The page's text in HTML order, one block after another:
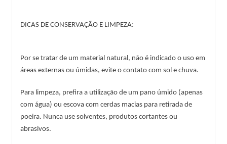
DICAS DE CONSERVAÇÃO E LIMPEZA:
Por se tratar de um material natural, não é indicado o uso em
áreas externas ou úmidas, evite o contato com sol e chuva.
Para limpeza, prefira a utilização de um pano úmido (apenas
com água) ou escova com cerdas macias para retirada de
poeira. Nunca use solventes, produtos cortantes ou
abrasivos.